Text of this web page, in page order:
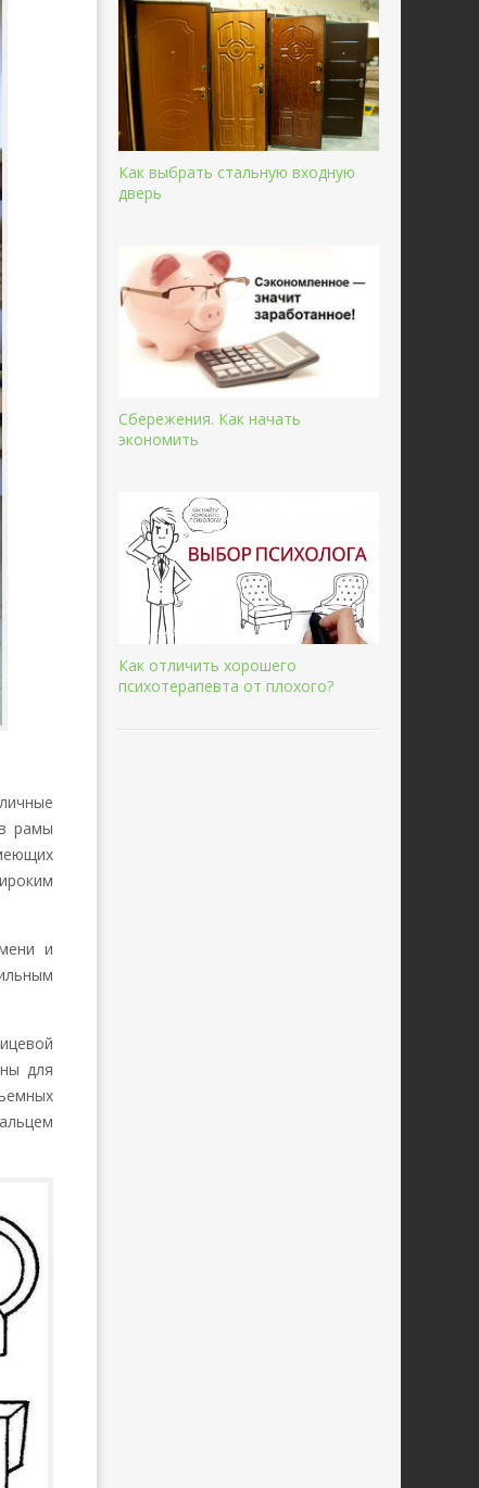
рамы
и
для
Как выбрать стальную входную
дверь
Сбережения. Как начать
экономить
Как отличить хорошего
психотерапевта от плохого?